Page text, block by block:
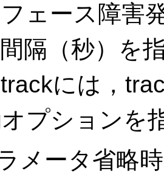
ェース障害
隔（秒）を
には，
プションを
メータ省略